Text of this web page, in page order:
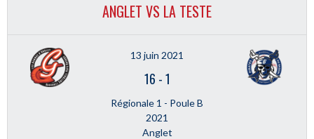
ANGLET VS LA TESTE
13 juin 2021
16 -1
Régionale 1 - Poule B
2021
Anglet